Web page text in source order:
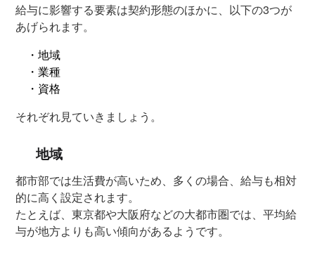
給与に影響する要素は契約形態のほかに、以下の3つが
あげられます。
・地域
・業種
・資格
それぞれ見ていきましょう。
地域
都市部では生活費が高いため、多くの場合、給与も相対
的に高く設定されます。
たとえば、東京都や大阪府などの大都市圏では、平均給
与が地方よりも高い傾向があるようです。